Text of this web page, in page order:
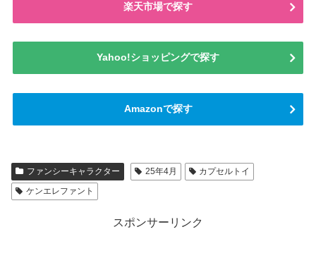
楽天市場で探す
Yahoo!ショッピングで探す
Amazonで探す
ファンシーキャラクター 25年4月
カプセルトイ
ケンエレファント
スポンサーリンク